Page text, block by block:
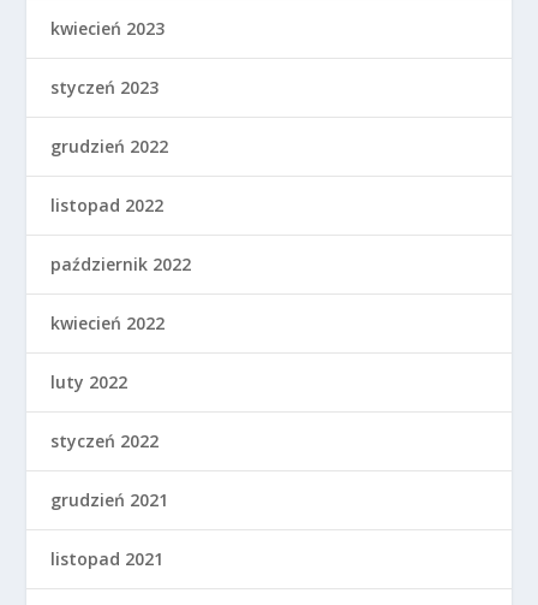
kwiecień 2023
styczeń 2023
grudzień 2022
listopad 2022
październik 2022
kwiecień 2022
luty 2022
styczeń 2022
grudzień 2021
listopad 2021